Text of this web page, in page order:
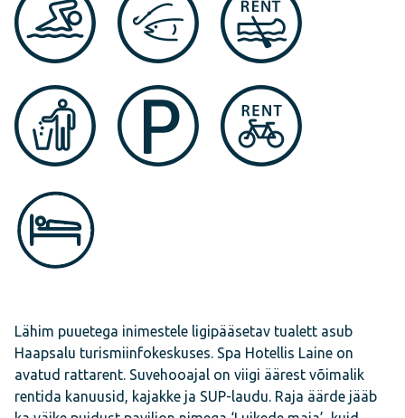
Lähim puuetega inimestele ligipääsetav tualett asub
Haapsalu turismiinfokeskuses. Spa Hotellis Laine on
avatud rattarent. Suvehooajal on viigi äärest võimalik
rentida kanuusid, kajakke ja SUP-laudu. Raja äärde jääb